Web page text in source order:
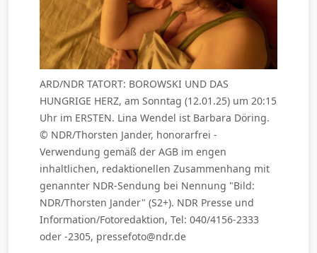
ARD/NDR TATORT: BOROWSKI UND DAS
HUNGRIGE HERZ, am Sonntag (12.01.25) um 20:15
Uhr im ERSTEN. Lina Wendel ist Barbara Döring.
© NDR/Thorsten Jander, honorarfrei -
Verwendung gemäß der AGB im engen
inhaltlichen, redaktionellen Zusammenhang mit
genannter NDR-Sendung bei Nennung "Bild:
NDR/Thorsten Jander" (S2+). NDR Presse und
Information/Fotoredaktion, Tel: 040/4156-2333
oder -2305, pressefoto@ndr.de